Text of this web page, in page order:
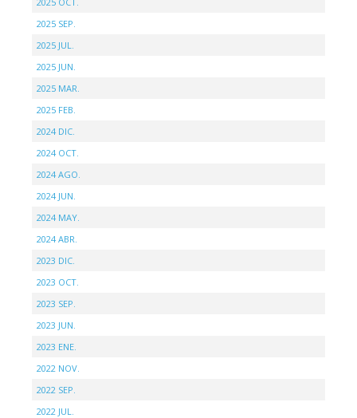
2025 SEP.
2025 JUL.
2025 JUN.
2025 MAR.
2025 FEB.
2024 DIC.
2024 OCT.
2024 AGO.
2024 JUN.
2024 MAY.
2024 ABR.
2023 DIC.
2023 OCT.
2023 SEP.
2023 JUN.
2023 ENE.
2022 NOV.
2022 SEP.
2022 JUL.